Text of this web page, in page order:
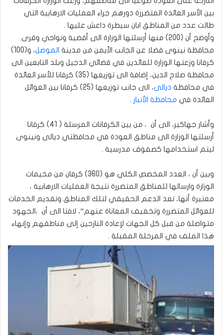
بين الأسر العائدة المتضررة دورهم جراء العمليات الارهابية التي
طالت عدد من المناطق ابان سيطرة داعش عليها .
وأوضح أن (200) منها أرسلتها الوزارة الى أقضية ونواحي وقرى
محافظة نينوى فضلا عن الجانب الأيمن من مدينة الموصل
، و(100)
كرفانا وزعتها الوزارة للعائدين في قضائي الدجيل وبلد التابعين الى
محافظة صلاح الدين، إضافة الى توزيعها (35) كرفانا للأسر العائدة
في محافظة ديالى
، الى جانب توزيعها (25) كرفانا بين العوائل
العائدة في محافظة الأنبار .
وأشار جهاكير، الى أن ، من بين الكرفانات المرسلة ( 41) كرفانا
أرسلتها الوزارة الى مناطق العودة في محافظتي ديالى ونينوى
ليتم استخدامها كصفوف مدرسية .
وبين أن ، العدد المخصص الكلي هو (360) كرفان من مخيمات
الوزارة وارسالها للمناطق المتضررة نتيجة العمليات الارهابية ،
معتبرة أنها، تعد الدعم الحقيقي لتلك المناطق وتقديم الخدمات
للعوائل المتضررة وتخفيف المعاناة عنهم”، لافتا الى أن ،الجهود
متواصلة من قبل كل الجهات لإعادة النازحين إلى مناطقهم وإنهاء
هذا الملف في المرحلة المقبلة .